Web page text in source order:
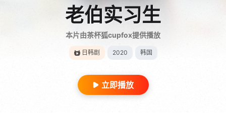
老伯实习生
本片由茶杯狐cupfox提供播放
日韩剧 2020 韩国
立即播放